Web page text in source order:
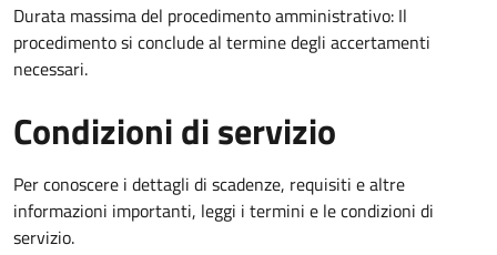
Durata massima del procedimento amministrativo: Il
procedimento si conclude al termine degli accertamenti
necessari.
Condizioni di servizio
Per conoscere i dettagli di scadenze, requisiti e altre
informazioni importanti, leggi i termini e le condizioni di
servizio.